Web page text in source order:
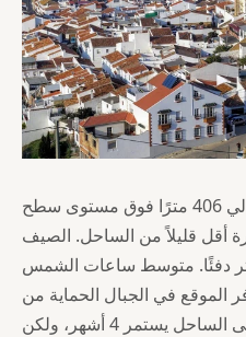
تقع المنطقة على ارتفاع حوالي 406 مترًا فوق مستوى سطح
أقل قليلاً من الساحل. الصيف
دفئًا. متوسط ساعات الشمس
ساعة. يوفر الموقع في الجبال الحماية من
الحر والرياح. موسم السباحة على الساحل يستمر 4 أشهر، ولكن